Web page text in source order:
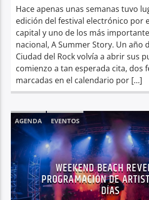
Hace apenas unas semanas tuvo
edición del festival electrónico por
capital y uno de los más
nacional, A Summer Story. Un año
Ciudad del Rock volvía a abrir sus
comienzo a tan esperada cita, dos
marcadas en el calendario por […]
AGENDA EVENTOS
WEEKEND BEACH
PROGRAMACIÓN DE
DÍAS